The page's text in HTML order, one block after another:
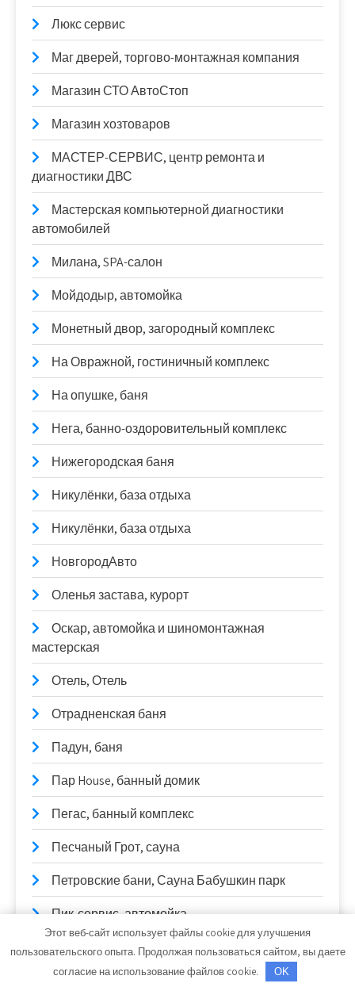
Люкс сервис
Маг дверей, торгово-монтажная компания
Магазин СТО АвтоСтоп
Магазин хозтоваров
МАСТЕР-СЕРВИС, центр ремонта и
диагностики ДВС
Мастерская компьютерной диагностики
автомобилей
Милана, SPA-салон
Мойдодыр, автомойка
Монетный двор, загородный комплекс
На Овражной, гостиничный комплекс
На опушке, баня
Нега, банно-оздоровительный комплекс
Нижегородская баня
Никулёнки, база отдыха
Никулёнки, база отдыха
НовгородАвто
Оленья застава, курорт
Оскар, автомойка и шиномонтажная
мастерская
Отель, Отель
Отрадненская баня
Падун, баня
Пар House, банный домик
Пегас, банный комплекс
Песчаный Грот, сауна
Петровские бани, Сауна Бабушкин парк
Пик-сервис, автомойка
Пилот, автокомплекс
Пилот, автокомплекс
Этот веб-сайт использует файлы cookie для улучшения
пользовательского опыта. Продолжая пользоваться сайтом, вы даете
согласие на использование файлов cookie.
OK